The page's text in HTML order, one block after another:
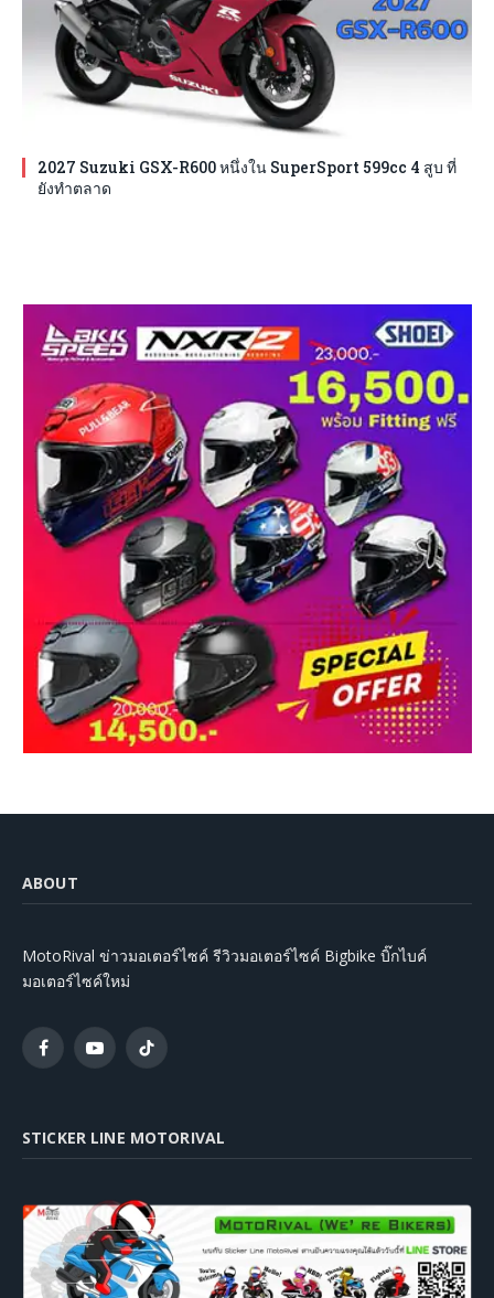
2027 Suzuki GSX-R600 หนึ่งใน SuperSport 599cc 4 สูบ ที่
ยังทำตลาด
ABOUT
MotoRival ข่าวมอเตอร์ไซค์ รีวิวมอเตอร์ไซค์ Bigbike บิ๊กไบค์
มอเตอร์ไซค์ใหม่
FacebookYouTubeTikTok
STICKER LINE MOTORIVAL